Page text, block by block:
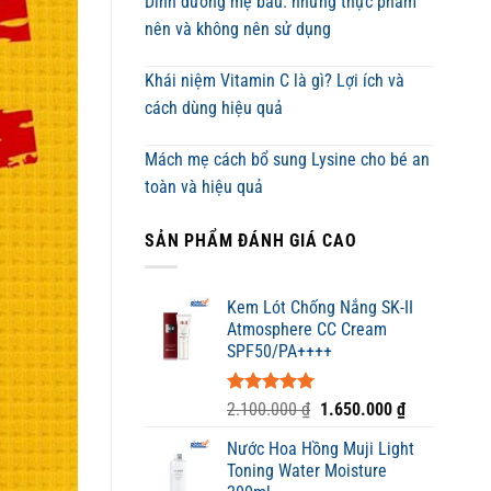
nên và không nên sử dụng
Khái niệm Vitamin C là gì? Lợi ích và
cách dùng hiệu quả
Mách mẹ cách bổ sung Lysine cho bé an
toàn và hiệu quả
SẢN PHẨM ĐÁNH GIÁ CAO
Kem Lót Chống Nắng SK-II
Atmosphere CC Cream
SPF50/PA++++
Được xếp
5 sao
2.100.000₫ Giá
là:
2.100.000 ₫.
1.650.000 ₫Giá
tại
Nước Hoa Hồng Muji Light
Toning Water Moisture